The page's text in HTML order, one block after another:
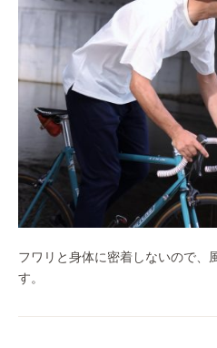
フワリと身体に密着しないので、
す。